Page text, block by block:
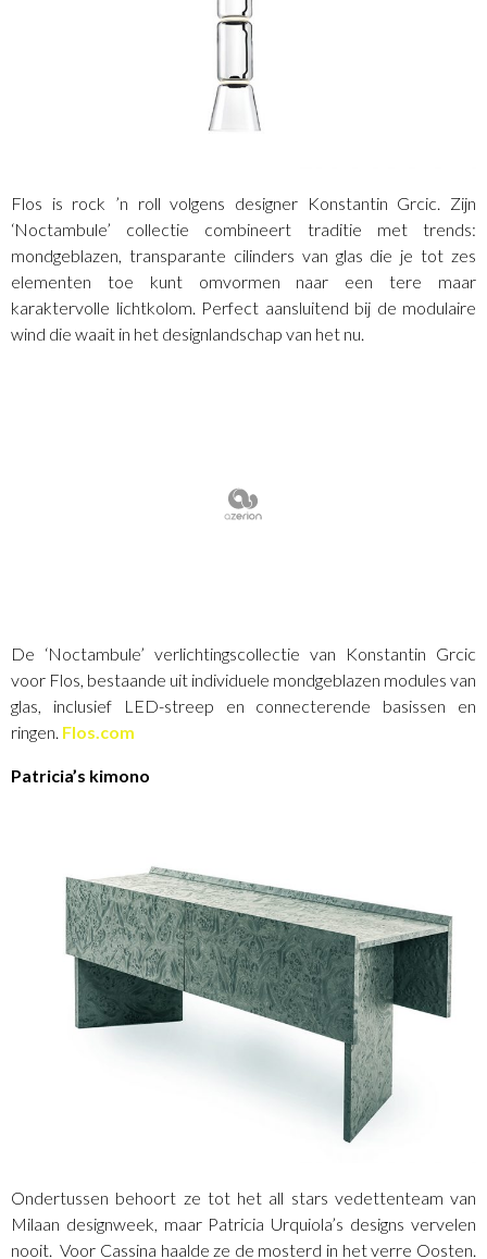
Flos is rock ’n roll volgens designer Konstantin Grcic. Zijn
‘Noctambule’ collectie combineert traditie met trends:
mondgeblazen, transparante cilinders van glas die je tot zes
elementen toe kunt omvormen naar een tere maar
karaktervolle lichtkolom. Perfect aansluitend bij de modulaire
wind die waait in het designlandschap van het nu.
De ‘Noctambule’ verlichtingscollectie van Konstantin Grcic
voor Flos, bestaande uit individuele mondgeblazen modules van
glas, inclusief LED-streep en connecterende basissen en
ringen. Flos.com
Patricia’s kimono
Ondertussen behoort ze tot het all stars vedettenteam van
Milaan designweek, maar Patricia Urquiola’s designs vervelen
nooit. Voor Cassina haalde ze de mosterd in het verre Oosten.